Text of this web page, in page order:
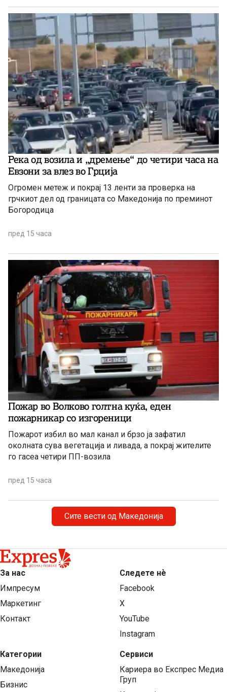
Река од возила и „дремење“ до четири часа на
Евзони за влез во Грција
Огромен метеж и покрај 13 ленти за проверка на
грчкиот дел од границата со Македонија по преминот
Богородица
пред 15 часа
Пожар во Волково голтна куќа, еден
пожарникар со изгореници
Пожарот избил во мал канал и брзо ја зафатил
околната сува вегетација и ливада, а покрај жителите
го гасеа четири ПП-возила
пред 15 часа
Сите вести од Македонија
За нас
Импресум
Маркетинг
Контакт
Категории
Македонија
Бизнис
Следете нѐ
Facebook
X
YouTube
Instagram
Сервиси
Кариера во Експрес Медиа
Груп